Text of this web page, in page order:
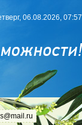
06.08.2026, 07:57